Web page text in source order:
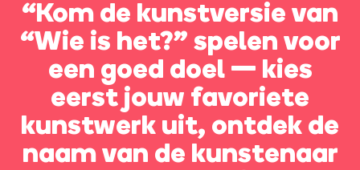
“Kom de kunstversie van
“Wie is het?” spelen voor
een goed doel — kies
eerst jouw favoriete
kunstwerk uit, ontdek de
naam van de kunstenaar